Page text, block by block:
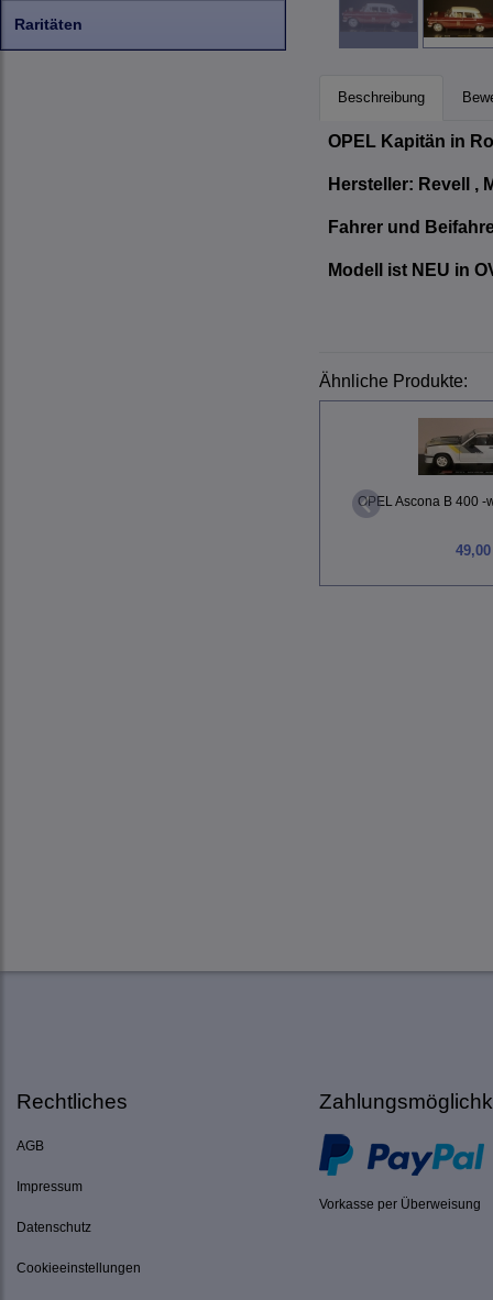
Raritäten
Beschreibung
OPEL Kapitän in
Hersteller: Revell ,
Fahrer und
Modell ist NEU in
Ähnliche Produkte:
OPEL Ascona B 400 -
Rechtliches
AGB
Impressum
Datenschutz
Cookieeinstellungen
Vorkasse per Überweisung